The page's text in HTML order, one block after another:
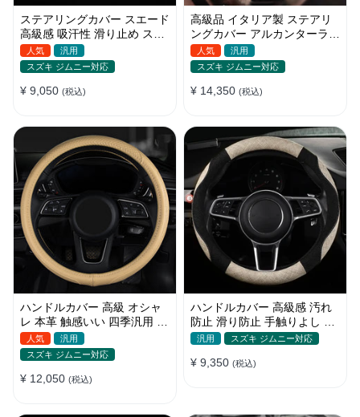
ステアリングカバー スエード
高級感 吸汗性 滑り止め スポ
ーツカー ハンドルカバー
37~38CM
人気
汎用
スズキ ジムニー対応
¥ 9,050 (税込)
高級品 イタリア製 ステアリ
ングカバー アルカンターラ
滑り止め ハンドルカバー
35~40CM
人気
汎用
スズキ ジムニー対応
¥ 14,350 (税込)
ハンドルカバー 高級 オシャ
レ 本革 触感いい 四季汎用 ス
テアリングカバー 38CM
人気
汎用
スズキ ジムニー対応
¥ 12,050 (税込)
ハンドルカバー 高級感 汚れ
防止 滑り防止 手触りよし 通
気性いい リネン素材 上質
汎用 スズキ ジムニー対応
¥ 9,350 (税込)